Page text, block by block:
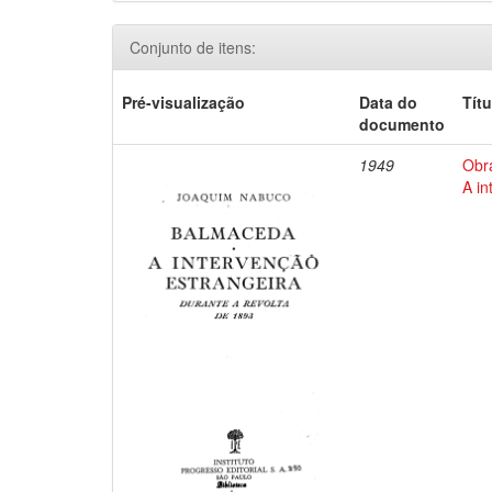
Conjunto de itens:
Pré-visualização
Data do
documento
1949
A